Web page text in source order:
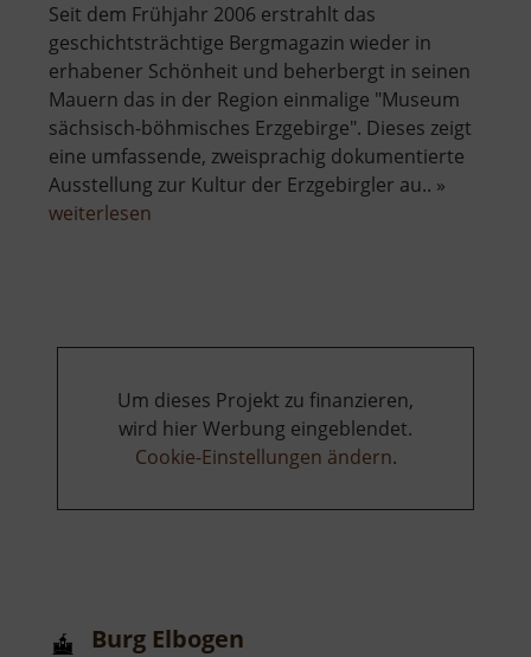
Seit dem Frühjahr 2006 erstrahlt das
geschichtsträchtige Bergmagazin wieder in
erhabener Schönheit und beherbergt in seinen
Mauern das in der Region einmalige "Museum
sächsisch-böhmisches Erzgebirge". Dieses zeigt
eine umfassende, zweisprachig dokumentierte
Ausstellung zur Kultur der Erzgebirgler au.. »
weiterlesen
Um dieses Projekt zu finanzieren,
wird hier Werbung eingeblendet.
Cookie-Einstellungen ändern.
Burg Elbogen